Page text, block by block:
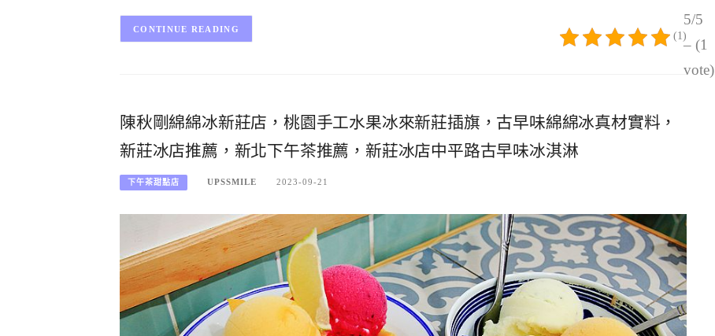
5/5
– (1
vote)
(1)
CONTINUE READING
陳秋剛綿綿冰新莊店，桃園手工水果冰來新莊插旗，古早味綿綿冰真材實料，
新莊冰店推薦，新北下午茶推薦，新莊冰店中平路古早味冰淇淋
下午茶甜點店 UPSSMILE 2023-09-21